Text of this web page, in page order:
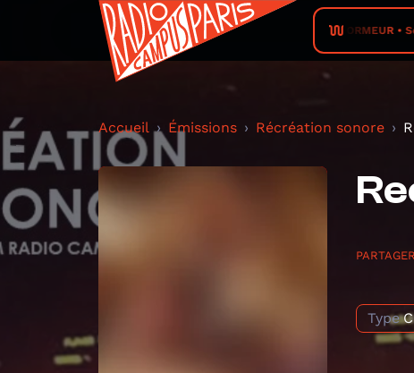
DORMEUR •
Accueil Émissions Récréation sonore
PARTAGER
Type